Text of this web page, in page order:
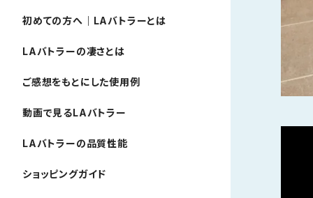
初めての方へ｜LAバトラーとは
LAバトラーの凄さとは
ご感想をもとにした使用例
動画で見るLAバトラー
LAバトラーの品質性能
ショッピングガイド